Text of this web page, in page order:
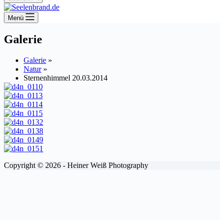
Menü
Galerie
Galerie »
Natur »
Sternenhimmel 20.03.2014
Copyright © 2026 - Heiner Weiß Photography